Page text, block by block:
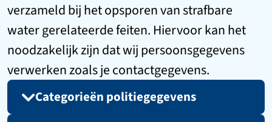
verzameld bij het opsporen van strafbare
water gerelateerde feiten. Hiervoor kan het
noodzakelijk zijn dat wij persoonsgegevens
verwerken zoals je contactgegevens.
Categorieën politiegegevens